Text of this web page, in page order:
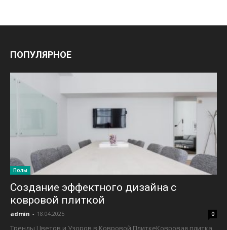
ПОПУЛЯРНОЕ
Полы
Создание эффектного дизайна с
ковровой плиткой
admin - 18.04.2025 0